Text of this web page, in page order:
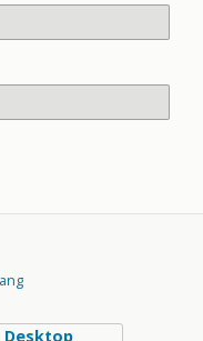
Desktop